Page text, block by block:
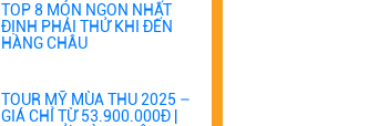
TOP 8 MÓN NGON NHẤT
ĐỊNH PHẢI THỬ KHI ĐẾN
HÀNG CHÂU
TOUR MỸ MÙA THU 2025 –
GIÁ CHỈ TỪ 53.900.000Đ |